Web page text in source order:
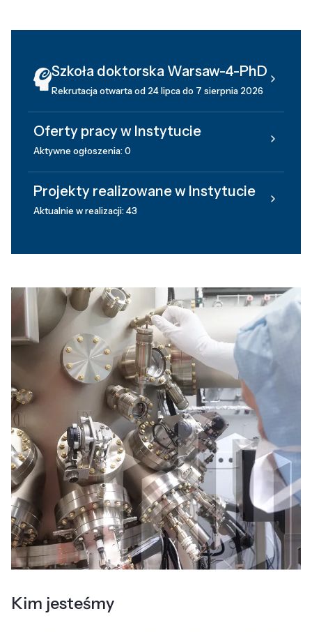
Szkoła doktorska Warsaw-4-PhD
Rekrutacja otwarta od 24 lipca do 7 sierpnia 2026
Oferty pracy w Instytucie
Aktywne ogłoszenia: 0
Projekty realizowane w Instytucie
Aktualnie w realizacji: 43
Kim jesteśmy